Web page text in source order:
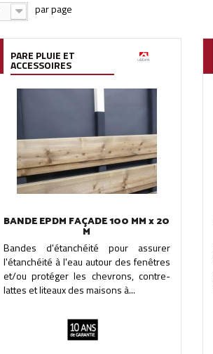
PARE PLUIE ET
ACCESSOIRES
BANDE EPDM FAÇADE 100 MM x 20
M
Bandes d'étanchéité pour assurer
l'étanchéité à l'eau autour des fenêtres
et/ou protéger les chevrons, contre-
lattes et liteaux des maisons à...